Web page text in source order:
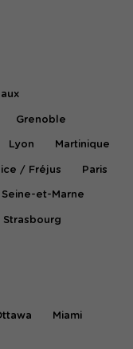
Grenoble
Lyon Martinique
/ Fréjus Paris
Seine-et-Marne
Strasbourg
Miami